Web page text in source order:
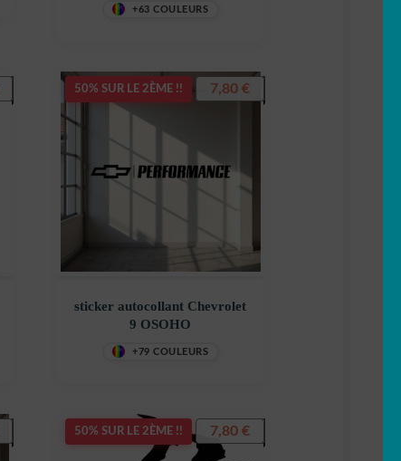
+63 COULEURS
50% SUR LE 2ÈME !!
sticker autocollant Chevrolet
9 OSOHO
+79 COULEURS
7,80 €
50% SUR LE 2ÈME !! 7,80 €